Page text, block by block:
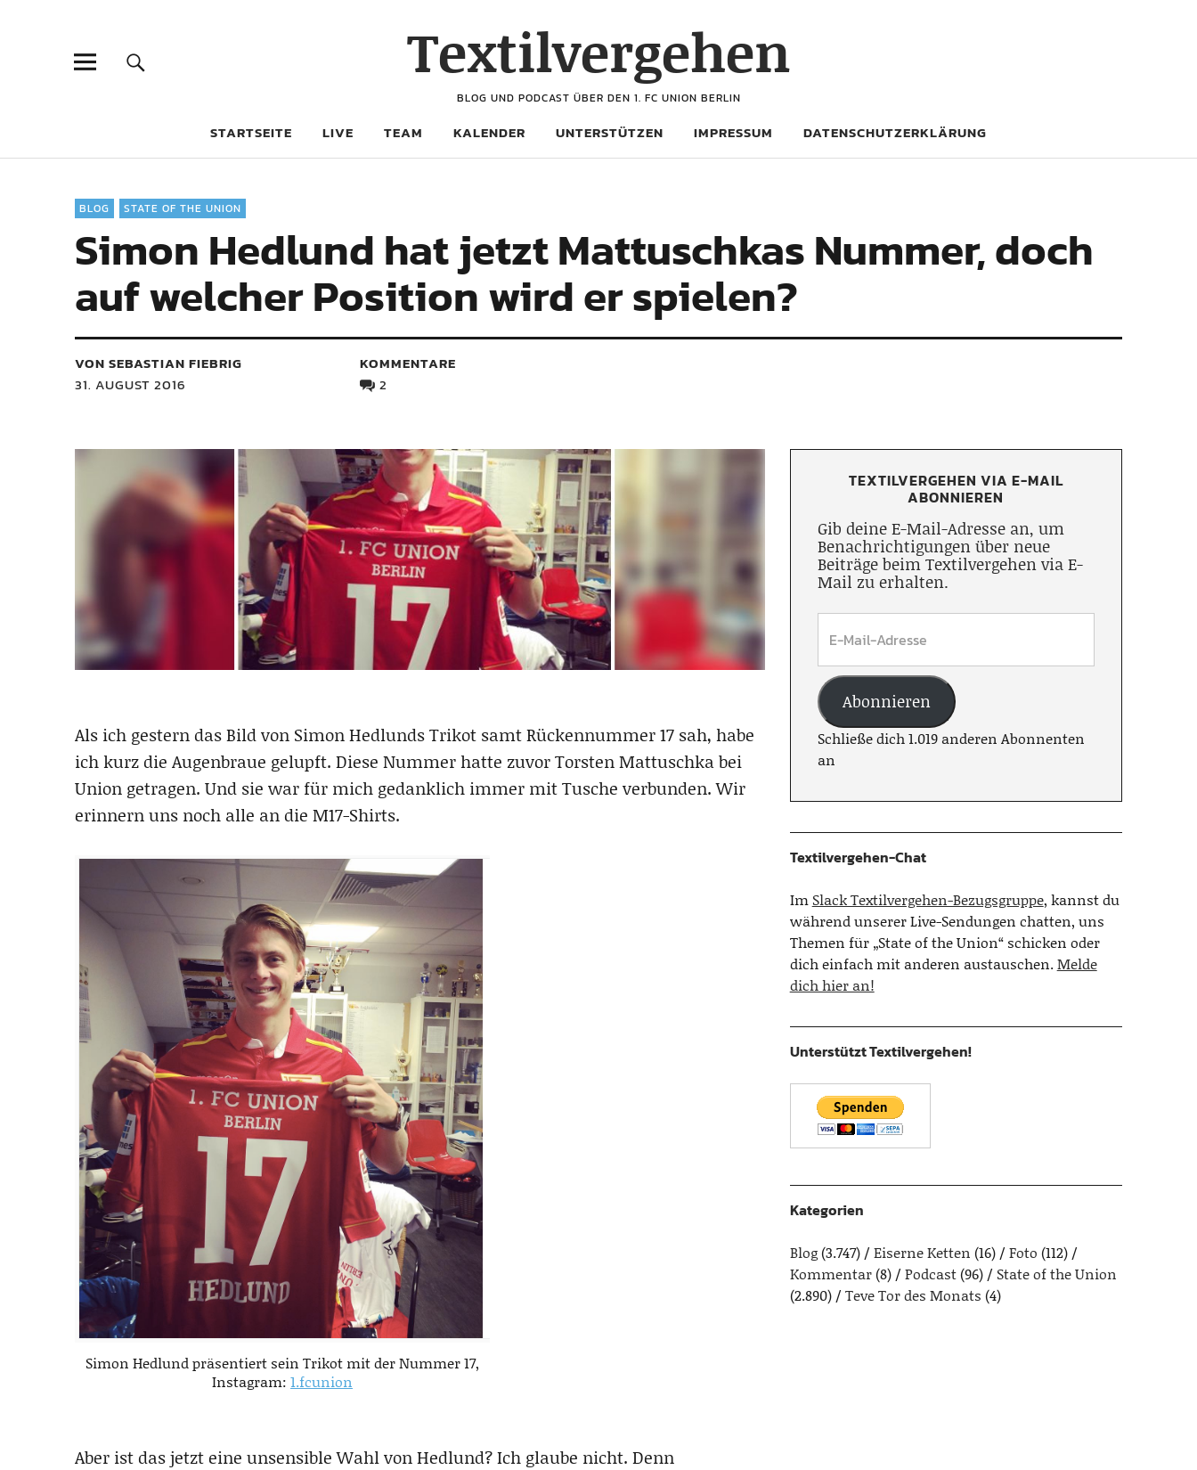
Textilvergehen
BLOG UND PODCAST ÜBER DEN 1. FC UNION BERLIN
STARTSEITE LIVE TEAM KALENDER UNTERSTÜTZEN IMPRESSUM DATENSCHUTZERKLÄRUNG
BLOG STATE OF THE UNION
Simon Hedlund hat jetzt Mattuschkas Nummer, doch
auf welcher Position wird er spielen?
VON SEBASTIAN FIEBRIG
31. AUGUST 2016
KOMMENTARE
2
Als ich gestern das Bild von Simon Hedlunds Trikot samt Rückennummer 17 sah, habe
ich kurz die Augenbraue gelupft. Diese Nummer hatte zuvor Torsten Mattuschka bei
Union getragen. Und sie war für mich gedanklich immer mit Tusche verbunden. Wir
erinnern uns noch alle an die M17-Shirts.
Simon Hedlund präsentiert sein Trikot mit der Nummer 17,
Instagram: 1.fcunion
Aber ist das jetzt eine unsensible Wahl von Hedlund? Ich glaube nicht. Denn
TEXTILVERGEHEN VIA E-MAIL
ABONNIEREN
Gib deine E-Mail-Adresse an, um
Benachrichtigungen über neue
Beiträge beim Textilvergehen via E-
Mail zu erhalten.
Abonnieren
Schließe dich 1.019 anderen Abonnenten
an
Textilvergehen-Chat
Im Slack Textilvergehen-Bezugsgruppe, kannst du
während unserer Live-Sendungen chatten, uns
Themen für „State of the Union“ schicken oder
dich einfach mit anderen austauschen.Melde
dich hier an!
Unterstützt Textilvergehen!
Kategorien
Blog(3.747) Eiserne Ketten (16) Foto (112)
Kommentar(8) Podcast(96)
State of the Union
(2.890)
Teve Tor des Monats (4)